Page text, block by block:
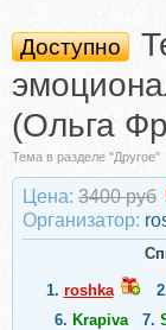
Доступно
(Ольга
Тема в разделе "Другое"
Цена: 3400 руб
Организатор:
1. roshka
6. Krapiva 7.